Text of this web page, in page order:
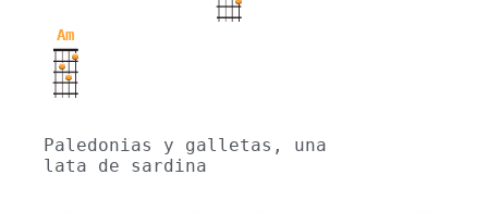
Am
Paledonias y galletas, una
lata de sardina